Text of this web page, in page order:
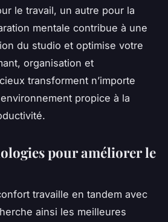
le travail, un autre pour la
mentale contribue à une
du studio et optimise votre
organisation et
transforment n’importe
propice à la
pour améliorer le
travaille en tandem avec
ainsi les meilleures